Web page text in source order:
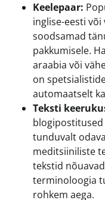
Keelepaar:
inglise-eesti
soodsamad
pakkumisele.
araabia või
on
automaatselt
Teksti
tunduvalt
meditsiiniliste
tekstid
terminoloogia
rohkem aega.